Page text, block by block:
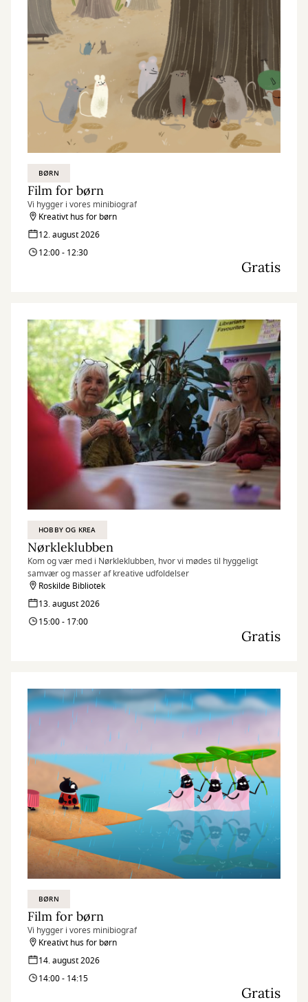
BØRN
Film for børn
Vi hygger i vores minibiograf
Kreativt hus for børn
12. august 2026
12:00 - 12:30
Gratis
HOBBY OG KREA
Nørkleklubben
Kom og vær med i Nørkleklubben, hvor vi mødes til hyggeligt
samvær og masser af kreative udfoldelser
Roskilde Bibliotek
13. august 2026
15:00 - 17:00
Gratis
BØRN
Film for børn
Vi hygger i vores minibiograf
Kreativt hus for børn
14. august 2026
14:00 - 14:15
Gratis